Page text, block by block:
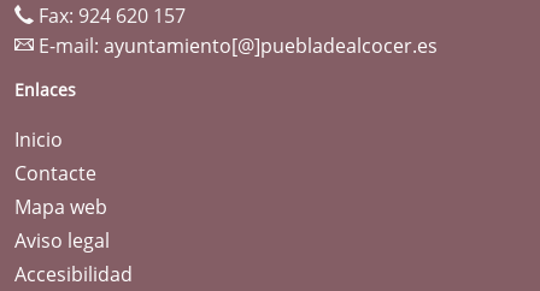
Fax: 924 620 157
E-mail: ayuntamiento[@]puebladealcocer.es
Enlaces
Inicio
Contacte
Mapa web
Aviso legal
Accesibilidad